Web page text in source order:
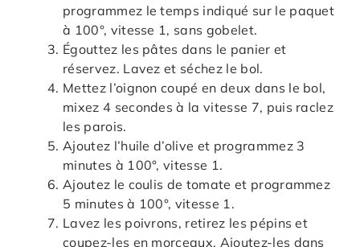
programmez le temps indiqué sur le paquet
à 100°, vitesse 1, sans gobelet.
Égouttez les pâtes dans le panier et
réservez. Lavez et séchez le bol.
Mettez l’oignon coupé en deux dans le bol,
mixez 4 secondes à la vitesse 7, puis raclez
les parois.
Ajoutez l’huile d’olive et programmez 3
minutes à 100°, vitesse 1.
Ajoutez le coulis de tomate et programmez
5 minutes à 100°, vitesse 1.
Lavez les poivrons, retirez les pépins et
coupez-les en morceaux. Ajoutez-les dans